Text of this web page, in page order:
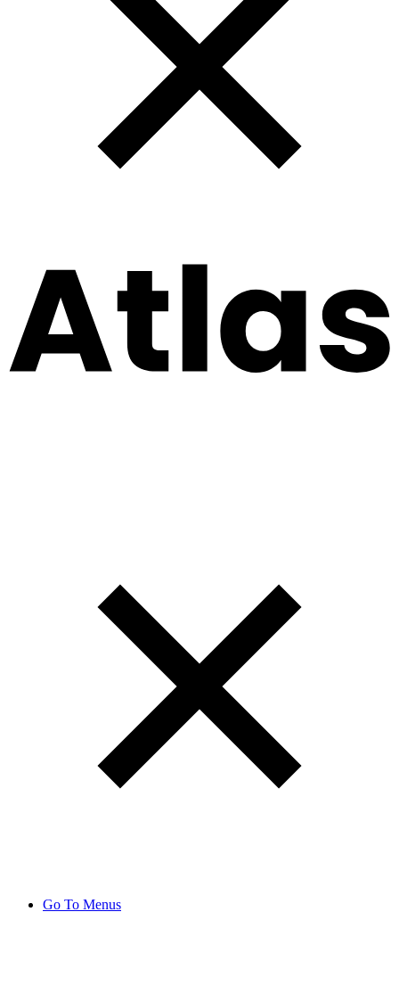
Go To Menus